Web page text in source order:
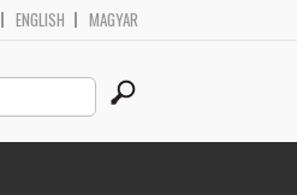
ENGLISH MAGYAR
Search
this
site